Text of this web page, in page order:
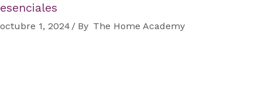
esenciales
octubre 1, 2024 By The Home Academy